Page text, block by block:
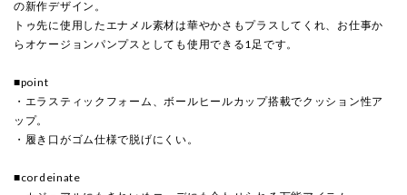
の新作デザイン。
トゥ先に使用したエナメル素材は華やかさもプラスしてくれ、お仕事か
らオケージョンパンプスとしても使用できる1足です。
■point
・エラスティックフォーム、ボールヒールカップ搭載でクッション性ア
ップ。
・履き口がゴム仕様で脱げにくい。
■cordeinate